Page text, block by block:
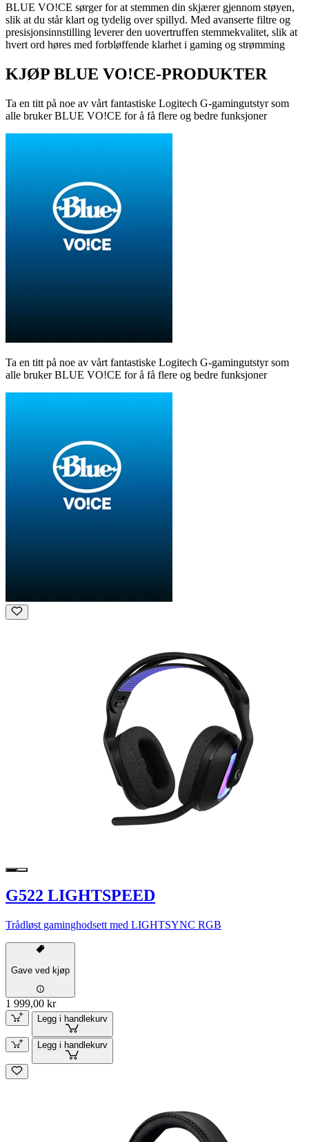
BLUE VO!CE sørger for at stemmen din skjærer gjennom støyen,
slik at du står klart og tydelig over spillyd. Med avanserte filtre og
presisjonsinnstilling leverer den uovertruffen stemmekvalitet, slik at
hvert ord høres med forbløffende klarhet i gaming og strømming
KJØP BLUE VO!CE-PRODUKTER
Ta en titt på noe av vårt fantastiske Logitech G-gamingutstyr som
alle bruker BLUE VO!CE for å få flere og bedre funksjoner
Ta en titt på noe av vårt fantastiske Logitech G-gamingutstyr som
alle bruker BLUE VO!CE for å få flere og bedre funksjoner
G522 LIGHTSPEED
Trådløst gaminghodsett med LIGHTSYNC RGB
Gave ved kjøp
1 999,00 kr
Legg i handlekurv
Legg i handlekurv